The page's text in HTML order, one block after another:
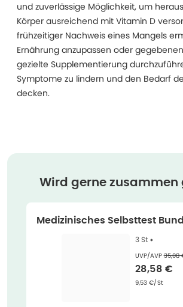
und zuverlässige Möglichkeit, um
Körper ausreichend mit Vitamin D
frühzeitiger Nachweis eines Mangels
Ernährung anzupassen oder
gezielte Supplementierung
Symptome zu lindern und den Bedarf
decken.
Wird gerne zusammen
Medizinisches Selbsttest
n D + Schilddrüse +
3 St •
UVP/AVP 35,08
28,58 €
Grundpreis
9,53 €/St